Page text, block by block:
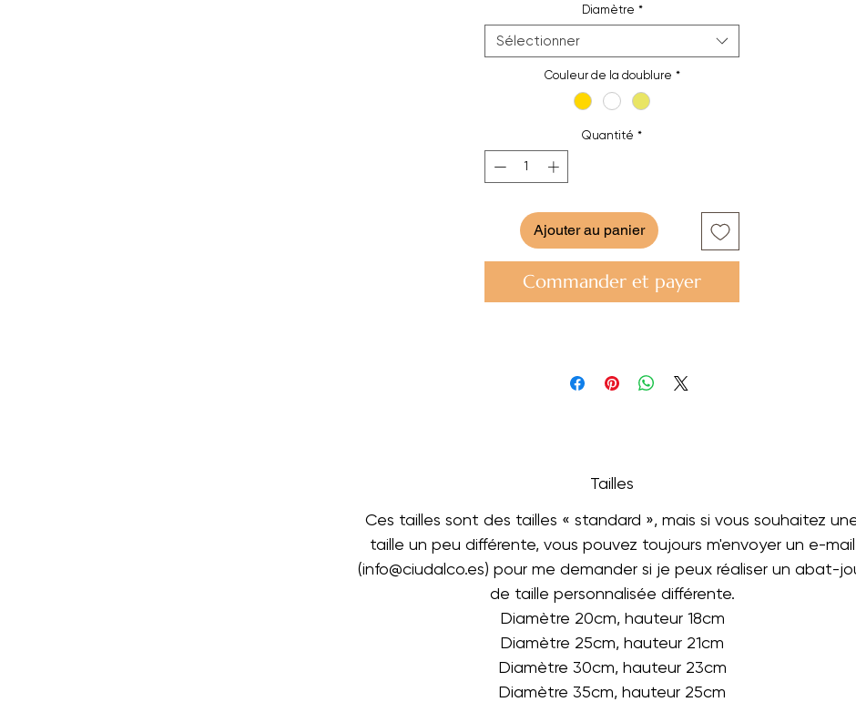
Diamètre *
Sélectionner
Couleur de la doublure *
Quantité *
Ajouter au panier
Commander et payer
Tailles
Ces tailles sont des tailles « standard », mais si vous souhaitez
taille un peu différente, vous pouvez toujours m'envoyer un e-mail
(info@ciudalco.es) pour me demander si je peux réaliser un abat-
de taille personnalisée différente.
Diamètre 20cm, hauteur 18cm
Diamètre 25cm, hauteur 21cm
Diamètre 30cm, hauteur 23cm
Diamètre 35cm, hauteur 25cm